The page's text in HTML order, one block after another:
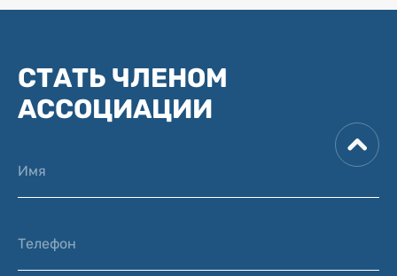
СТАТЬ ЧЛЕНОМ
АССОЦИАЦИИ
Имя
Телефон